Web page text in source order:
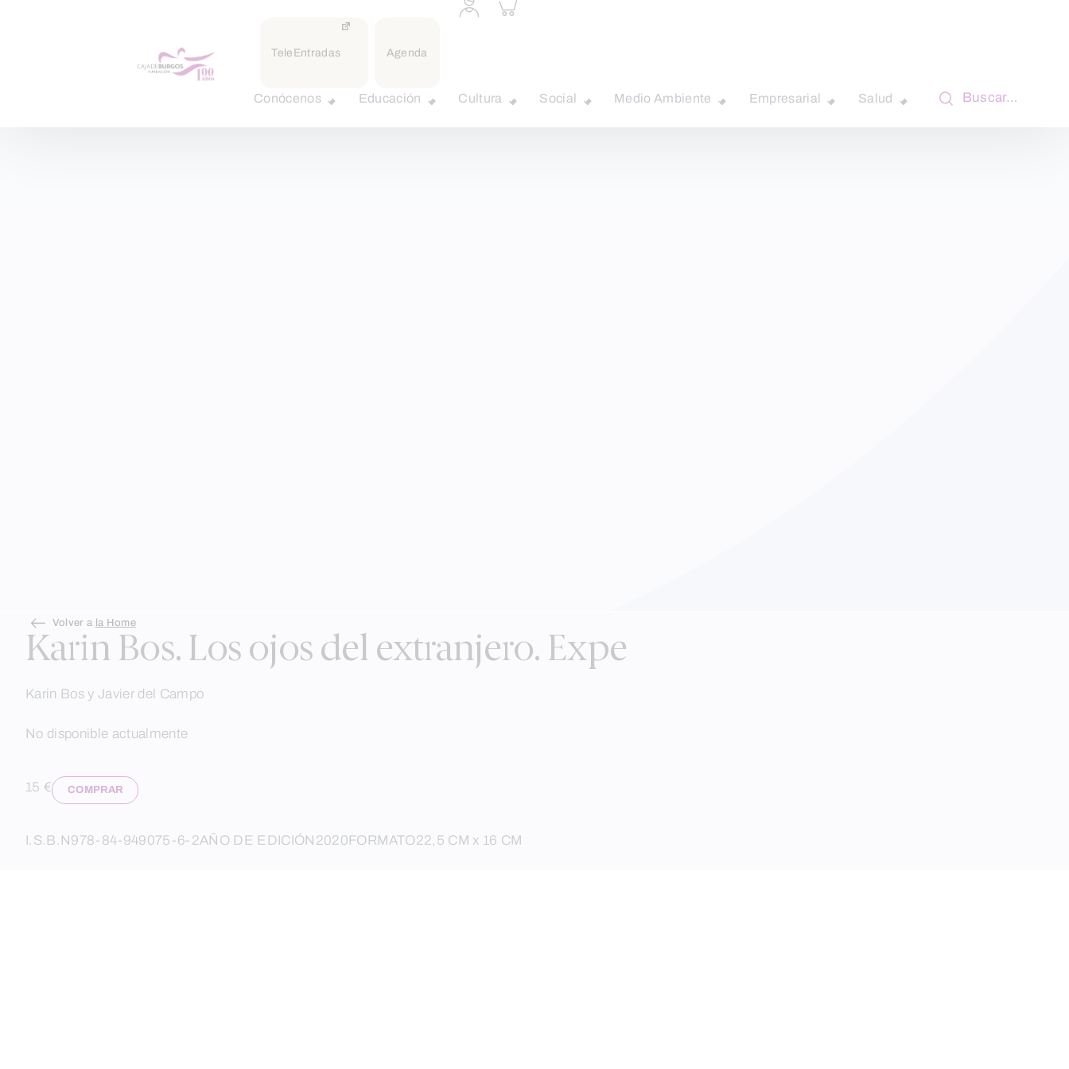
content
TeleEntradas Agenda
a
carrito
Conócenos Educación Cultura Social Medio Ambiente Empresarial Salud Buscar…
Volver a la Home
Karin Bos. Los ojos del extranjero. Expe
Karin Bos y Javier del Campo
No disponible actualmente
15 € COMPRAR
I.S.B.N978-84-949075-6-2AÑO DE EDICIÓN 2020FORMATO22,5 CM x 16 CM